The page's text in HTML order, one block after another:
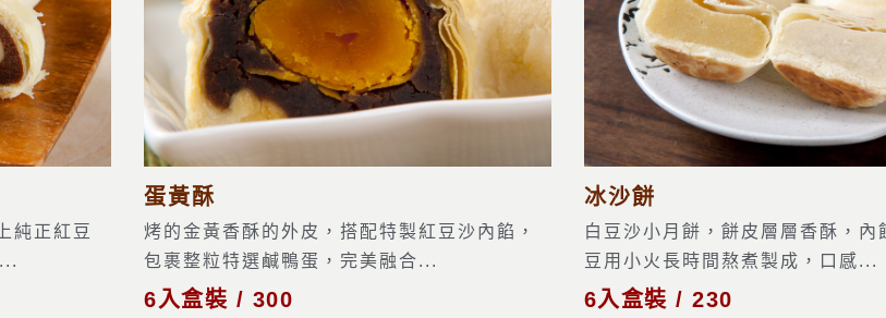
純正紅豆
蛋黃酥
烤的金黃香酥的外皮，搭配特製紅豆沙內餡，
包裹整粒特選鹹鴨蛋，完美融合...
6入盒裝 / 300
冰沙餅
白豆沙小月餅，餅皮層層香酥，內
豆用小火長時間熬煮製成，口感...
6入盒裝 / 230